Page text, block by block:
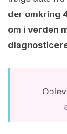
der omkring
om i verden